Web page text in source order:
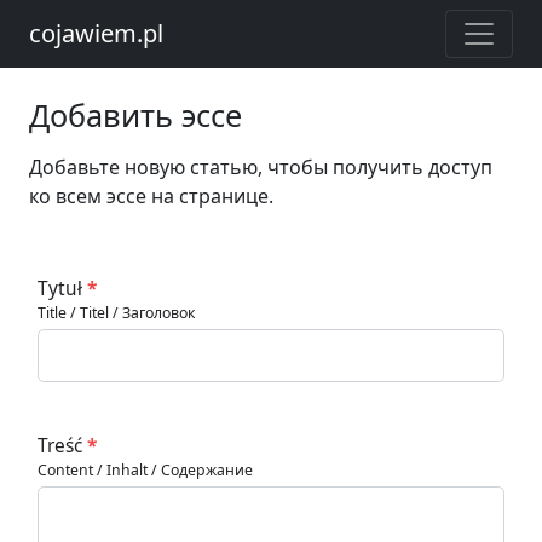
cojawiem.pl
Добавить эссе
Добавьте новую статью, чтобы получить доступ
ко всем эссе на странице.
Tytuł*
Title / Titel / Заголовок
Treść*
Content / Inhalt / Содержание